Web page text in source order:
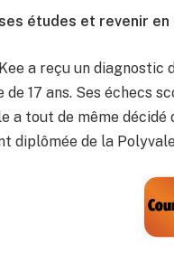
études et revenir
a reçu un
de 17 ans. Ses échecs
a tout de même
diplômée de la